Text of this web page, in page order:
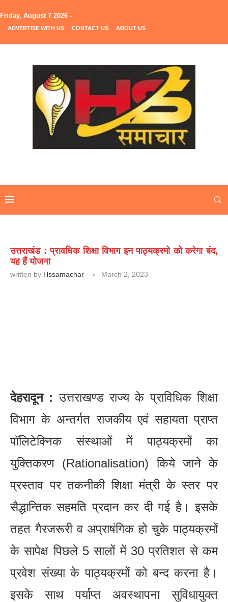
Friday, August 7 2026 -
ADVERTISE WITH US CONTACT US ABOUT US
उत्तराखंड : प्रावधिक शिक्षा विभाग इन पाठ्यक्रमो को करेगा बंद,
यह हैं योजना
written by Hssamachar March 2, 2023
देहरादून : उत्तराखण्ड राज्य के प्राविधिक शिक्षा
विभाग के अन्तर्गत राजकीय एवं सहायता प्राप्त
पॉलिटेक्निक संस्थाओं में पाठ्यक्रमों का
युक्तिकरण (Rationalisation) किये जाने के
प्रस्ताव पर तकनीकी शिक्षा मंत्री के स्तर पर
सैद्धान्तिक सहमति प्रदान कर दी गई है। इसके
तहत गैरजरूरी व अप्राषंगिक हो चुके पाठ्यक्रमों
के सापेक्ष पिछले 5 सालों में 30 प्रतिशत से कम
प्रवेश संख्या के पाठ्यक्रमों को बन्द करना है।
इसके साथ पर्याप्त अवस्थापना सुविधायुक्त